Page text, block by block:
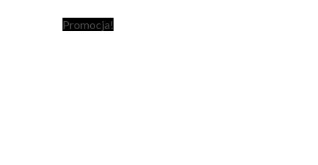
Promocja!